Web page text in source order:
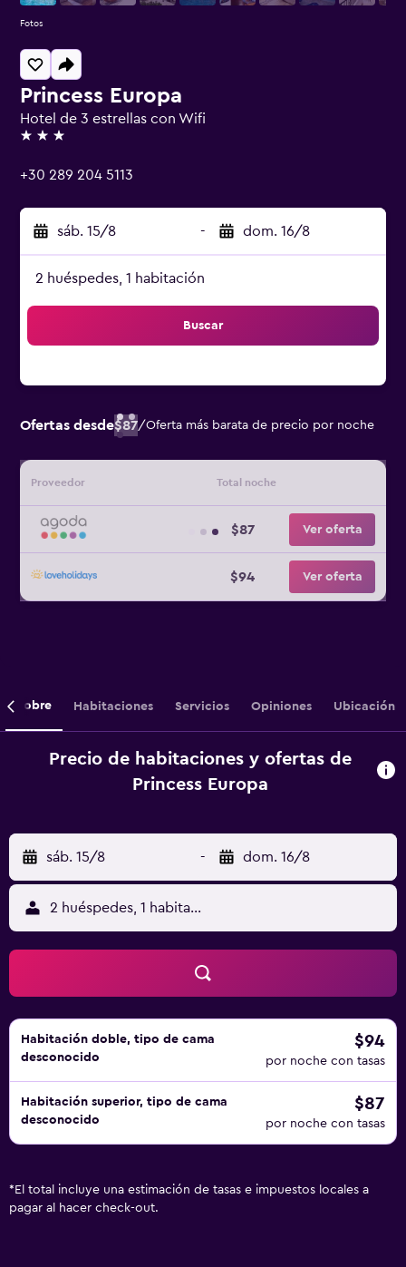
Princess Europa
Hotel de 3 estrellas con Wifi
3 estrellas
+30 289 204 5113
sáb. 15/8 - dom. 16/8
2 huéspedes, 1 habitación
Buscar
Ofertas desde$87/Oferta más barata de precio por noche
Proveedor Total noche
$87 Ver oferta
$94 Ver oferta
Fotos
Sobre Habitaciones Servicios Opiniones Ubicación
Precio de habitaciones y ofertas de
Princess Europa
sáb. 15/8 - dom. 16/8
2 huéspedes, 1 habitación
Habitación doble, tipo de cama
desconocido
$94
por noche con tasas
Habitación superior, tipo de cama
desconocido
$87
por noche con tasas
* El total incluye una estimación de tasas e impuestos locales a
pagar al hacer check-out.